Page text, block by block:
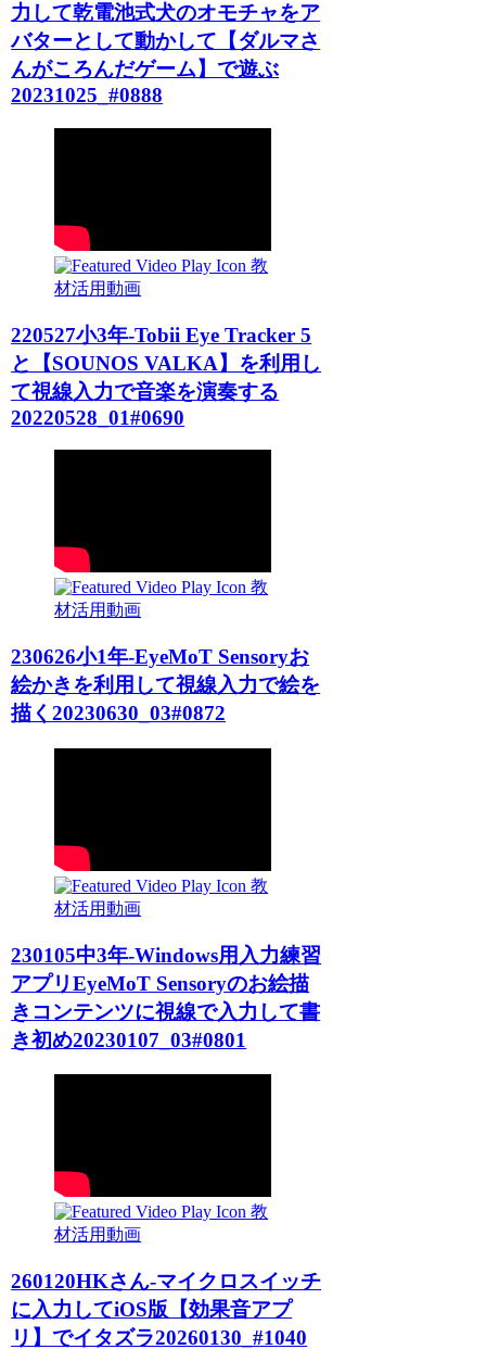
力して乾電池式犬のオモチャをア
バターとして動かして【ダルマさ
んがころんだゲーム】で遊ぶ
20231025_#0888
教
材活用動画
220527小3年-Tobii Eye Tracker 5
と【SOUNOS VALKA】を利用し
て視線入力で音楽を演奏する
20220528_01#0690
教
材活用動画
230626小1年-EyeMoT Sensoryお
絵かきを利用して視線入力で絵を
描く20230630_03#0872
教
材活用動画
230105中3年-Windows用入力練習
アプリEyeMoT Sensoryのお絵描
きコンテンツに視線で入力して書
き初め20230107_03#0801
教
材活用動画
260120HKさん-マイクロスイッチ
に入力してiOS版【効果音アプ
リ】でイタズラ20260130_#1040